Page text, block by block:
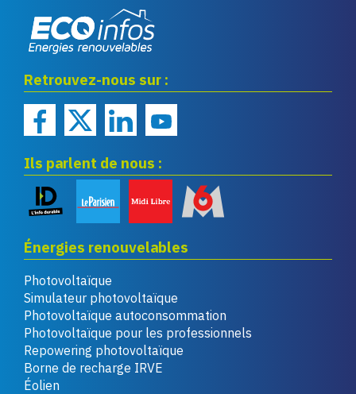
renouvelables
Retrouvez-nous sur :
Ils parlent de nous :
Énergies renouvelables
Photovoltaïque
Simulateur photovoltaïque
Photovoltaïque autoconsommation
Photovoltaïque pour les professionnels
Repowering photovoltaïque
Borne de recharge IRVE
Éolien